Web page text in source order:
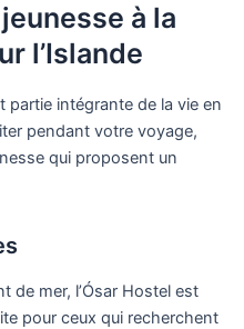
à la
l’Islande
intégrante de la vie en
pendant votre voyage,
qui proposent un
de mer, l’Ósar Hostel est
pour ceux qui recherchent